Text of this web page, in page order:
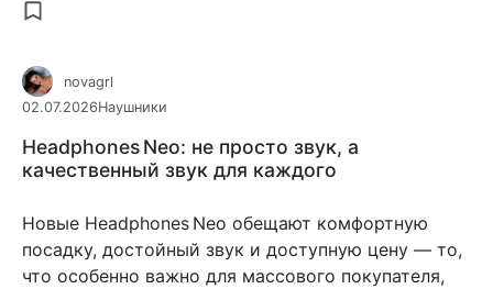
novagrl
02.07.2026Наушники
Headphones Neo: не просто звук, а
качественный звук для каждого
Новые Headphones Neo обещают комфортную
посадку, достойный звук и доступную цену — то,
что особенно важно для массового покупателя,